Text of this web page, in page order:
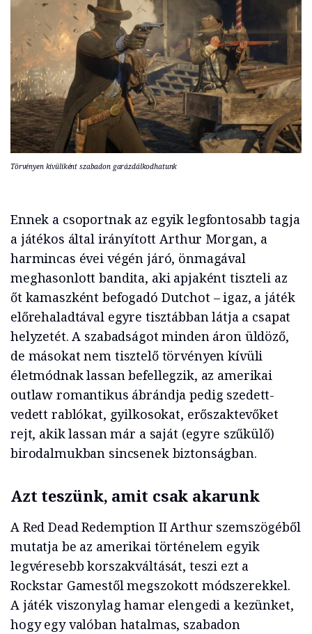
Törvényen kívüliként szabadon garázdálkodhatunk
Ennek a csoportnak az egyik legfontosabb tagja
a játékos által irányított Arthur Morgan, a
harmincas évei végén járó, önmagával
meghasonlott bandita, aki apjaként tiszteli az
őt kamaszként befogadó Dutchot – igaz, a játék
előrehaladtával egyre tisztábban látja a csapat
helyzetét. A szabadságot minden áron üldöző,
de másokat nem tisztelő törvényen kívüli
életmódnak lassan befellegzik, az amerikai
outlaw romantikus ábrándja pedig szedett-
vedett rablókat, gyilkosokat, erőszaktevőket
rejt, akik lassan már a saját (egyre szűkülő)
birodalmukban sincsenek biztonságban.
Azt teszünk, amit csak akarunk
A Red Dead Redemption II Arthur szemszögéből
mutatja be az amerikai történelem egyik
legvéresebb korszakváltását, teszi ezt a
Rockstar Gamestől megszokott módszerekkel.
A játék viszonylag hamar elengedi a kezünket,
hogy egy valóban hatalmas, szabadon